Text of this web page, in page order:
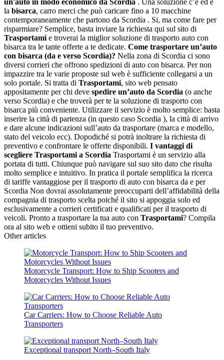
la bisarca, carro merci che può caricare fino a 10 macchine
contemporaneamente che partono da Scordia . Si, ma come fare per
risparmiare? Semplice, basta inviare la richiesta qui sul sito di
Trasportami e troverai la miglior soluzione di trasporto auto con
bisarca tra le tante offerte a te dedicate. Come trasportare un’auto
con bisarca (da e verso Scordia)? Nella zona di Scordia ci sono
diversi corrieri che offrono spedizioni di auto con bisarca. Per non
impazzire tra le varie proposte sul web è sufficiente collegarsi a un
solo portale. Si tratta di Trasportami, sito web pensato
appositamente per chi deve spedire un’auto da Scordia (o anche
verso Scordia) e che troverà per te la soluzione di trasporto con
bisarca più conveniente. Utilizzare il servizio è molto semplice: basta
inserire la città di partenza (in questo caso Scordia ), la città di arrivo
e dare alcune indicazioni sull’auto da trasportare (marca e modello,
stato del veicolo ecc). Dopodiché si potrà inoltrare la richiesta di
preventivo e confrontare le offerte disponibili. I vantaggi di
scegliere Trasportami a Scordia Trasportami è un servizio alla
portata di tutti. Chiunque può navigare sul suo sito dato che risulta
molto semplice e intuitivo. In pratica il portale semplifica la ricerca
di tariffe vantaggiose per il trasporto di auto con bisarca da e per
Scordia Non dovrai assolutamente preoccuparti dell’affidabilità della
compagnia di trasporto scelta poiché il sito si appoggia solo ed
esclusivamente a corrieri certificati e qualificati per il trasporto di
veicoli. Pronto a trasportare la tua auto con Trasportami? Compila
ora al sito web e ottieni subito il tuo preventivo.
Other articles
Motorcycle Transport: How to Ship Scooters and
Motorcycles Without Issues
Car Carriers: How to Choose Reliable Auto
Transporters
Exceptional transport North–South Italy